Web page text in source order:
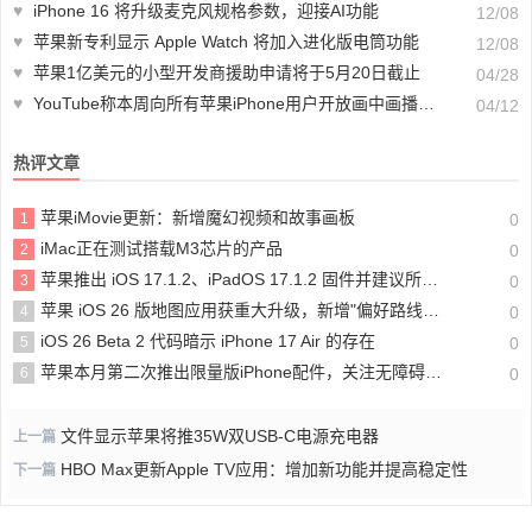
♥
iPhone 16 将升级麦克风规格参数，迎接AI功能
12/08
♥ 苹果新专利显示 Apple Watch 将加入进化版电筒功能
12/08
♥ 苹果1亿美元的小型开发商援助申请将于5月20日截止
04/28
♥ YouTube称本周向所有苹果iPhone用户开放画中画播放功能 04/12
热评文章
1 苹果iMovie更新：新增魔幻视频和故事画板 0
2 iMac正在测试搭载M3芯片的产品 0
3 苹果推出 iOS 17.1.2、iPadOS 17.1.2 固件并建议所有用户尽快更新 0
4 苹果 iOS 26 版地图应用获重大升级，新增"偏好路线"和"到访地点"功能 0
5 iOS 26 Beta 2 代码暗示 iPhone 17 Air 的存在 0
6 苹果本月第二次推出限量版iPhone配件，关注无障碍功能 0
上一篇 文件显示苹果将推35W双USB-C电源充电器
下一篇 HBO Max更新Apple TV应用：增加新功能并提高稳定性